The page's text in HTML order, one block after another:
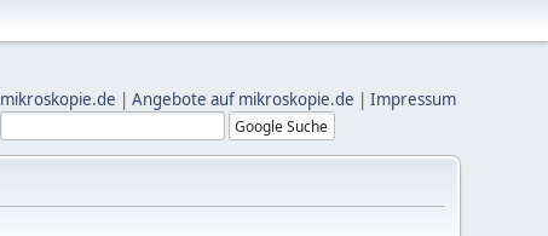
mikroskopie.de | Angebote auf mikroskopie.de | Impressum